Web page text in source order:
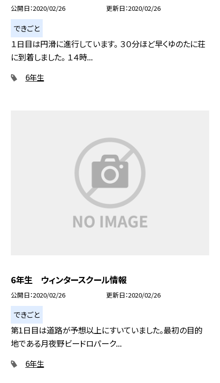
公開日 2020/02/26 更新日 2020/02/26
できごと
１日目は円滑に進行しています。 ３０分ほど早くゆのたに荘
に到着しました。 １４時...
6年生
6年生 ウィンタースクール情報
公開日 2020/02/26 更新日 2020/02/26
できごと
第1日目は道路が予想以上にすいていました。最初の目的
地である月夜野ビードロパーク...
6年生